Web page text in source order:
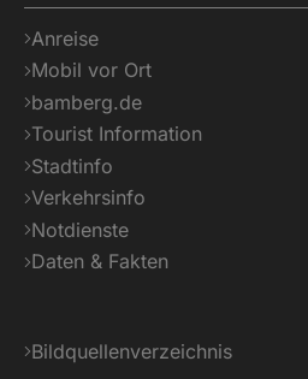
Anreise
Mobil vor Ort
bamberg.de
Tourist Information
Stadtinfo
Verkehrsinfo
Notdienste
Daten & Fakten
Bildquellenverzeichnis